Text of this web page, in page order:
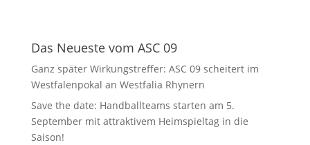
Das Neueste vom ASC 09
Ganz später Wirkungstreffer: ASC 09 scheitert im
Westfalenpokal an Westfalia Rhynern
Save the date: Handballteams starten am 5.
September mit attraktivem Heimspieltag in die
Saison!